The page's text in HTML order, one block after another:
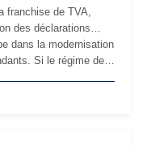
franchise de TVA,
des déclarations…
dans la modernisation
Si le régime de
à un environnement